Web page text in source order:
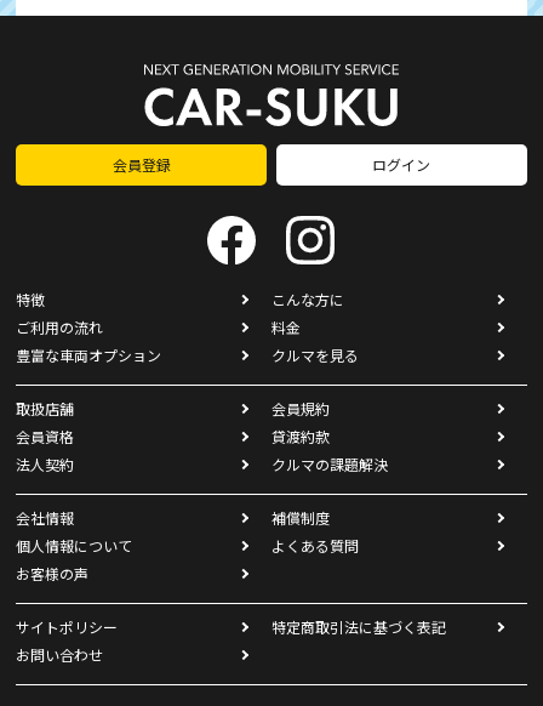
会員登録 ログイン
特徴
こんな方に
ご利用の流れ
料金
豊富な車両オプション
クルマを見る
取扱店舗
会員規約
会員資格
貸渡約款
法人契約
クルマの課題解決
会社情報
補償制度
個人情報について
よくある質問
お客様の声
サイトポリシー
特定商取引法に基づく表記
お問い合わせ